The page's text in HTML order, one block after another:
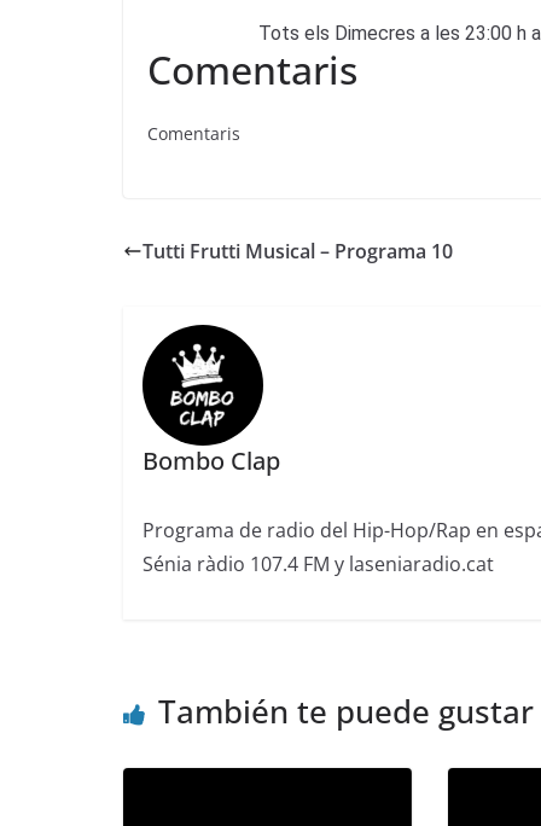
Tots els Dimecres a les 23:00 h
Comentaris
Comentaris
Tutti Frutti Musical – Programa 10
Bombo Clap
Programa de radio del Hip-Hop/Rap en
Sénia ràdio 107.4 FM y laseniaradio.cat
También te puede gustar